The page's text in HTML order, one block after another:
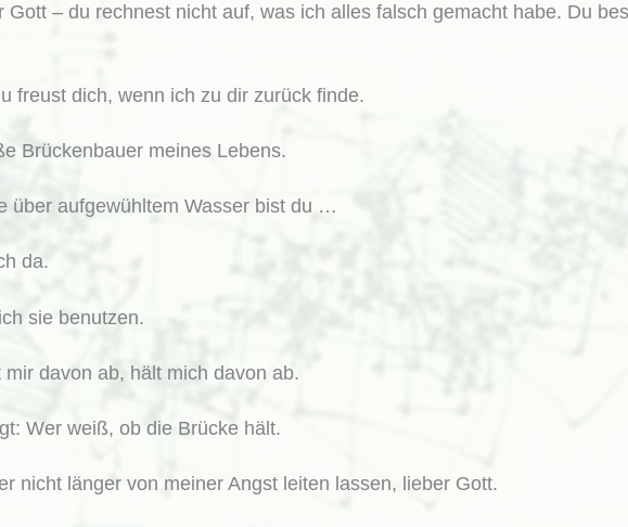
Gott – du rechnest nicht auf, was ich alles falsch gemacht habe. Du
freust dich, wenn ich zu dir zurück finde.
Brückenbauer meines Lebens.
über aufgewühltem Wasser bist du …
da.
sie benutzen.
mir davon ab, hält mich davon ab.
Wer weiß, ob die Brücke hält.
nicht länger von meiner Angst leiten lassen, lieber Gott.